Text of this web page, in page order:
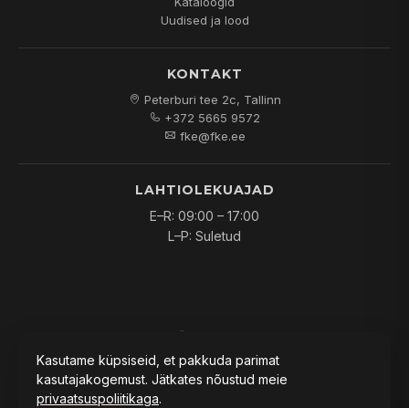
Uudised ja lood
KONTAKT
Peterburi tee 2c, Tallinn
+372 5665 9572
fke@fke.ee
LAHTIOLEKUAJAD
E–R: 09:00 – 17:00
L–P: Suletud
Kasutame küpsiseid, et pakkuda parimat
kasutajakogemust. Jätkates nõustud meie
privaatsuspoliitikaga.